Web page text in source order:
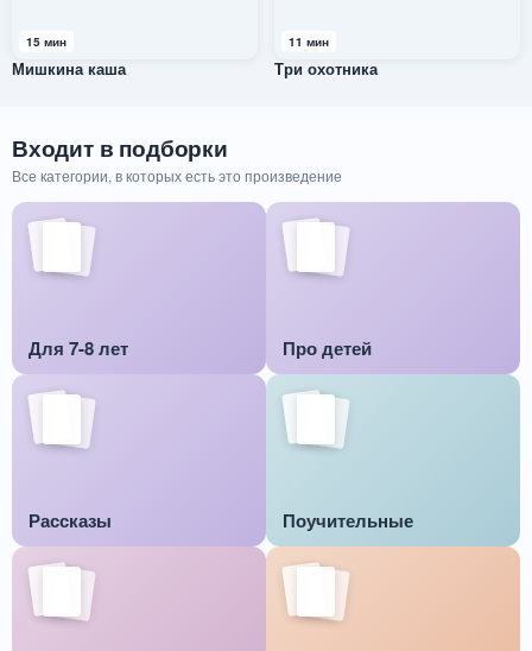
15 мин
Мишкина каша
11 мин
Три охотника
Входит в подборки
Все категории, в которых есть это произведение
Для 7-8 лет Про детей
Рассказы Поучительные